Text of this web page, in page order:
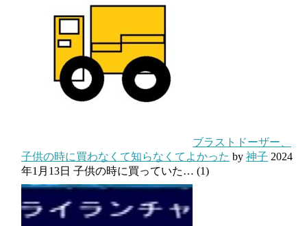
ブラストドーザー、
子供の時に買わなくて知らなくてよかった by 神子 2024
年1月13日 子供の時に買っていた… (1)